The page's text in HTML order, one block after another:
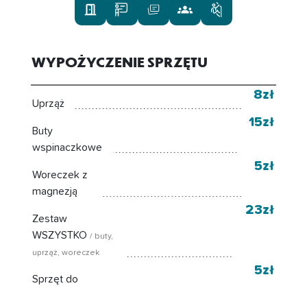
WYPOŻYCZENIE SPRZĘTU
Uprząż
8zł
Buty
wspinaczkowe
15zł
Woreczek z
magnezją
5zł
Zestaw
WSZYSTKO/ buty,
uprząż, woreczek
23zł
Sprzęt do
5zł